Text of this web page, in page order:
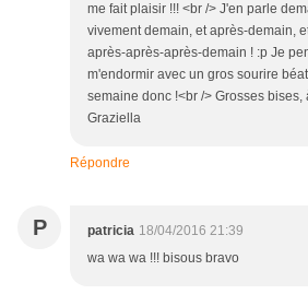
me fait plaisir !!! <br /> J'en parle
vivement demain, et après-demain,
après-après-après-demain ! :p Je
m'endormir avec un gros sourire
semaine donc !<br /> Grosses bises,
Graziella
Répondre
P patricia 18/04/2016 21:39
wa wa wa !!! bisous bravo